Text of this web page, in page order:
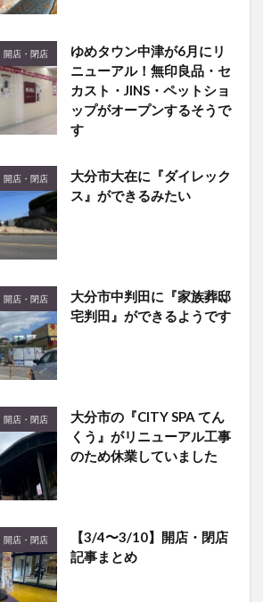
開店・閉店
ゆめタウン中津が6月にリ
ニューアル！無印良品・セ
カスト・JINS・ペットショ
ップがオープンするそうで
す
開店・閉店
大分市大在に『ダイレック
ス』ができるみたい
開店・閉店
大分市中判田に『家族葬邸
宅判田』ができるようです
開店・閉店
大分市の『CITY SPA てん
くう』がリニューアル工事
のため休業していました
開店・閉店
【3/4〜3/10】開店・閉店
記事まとめ